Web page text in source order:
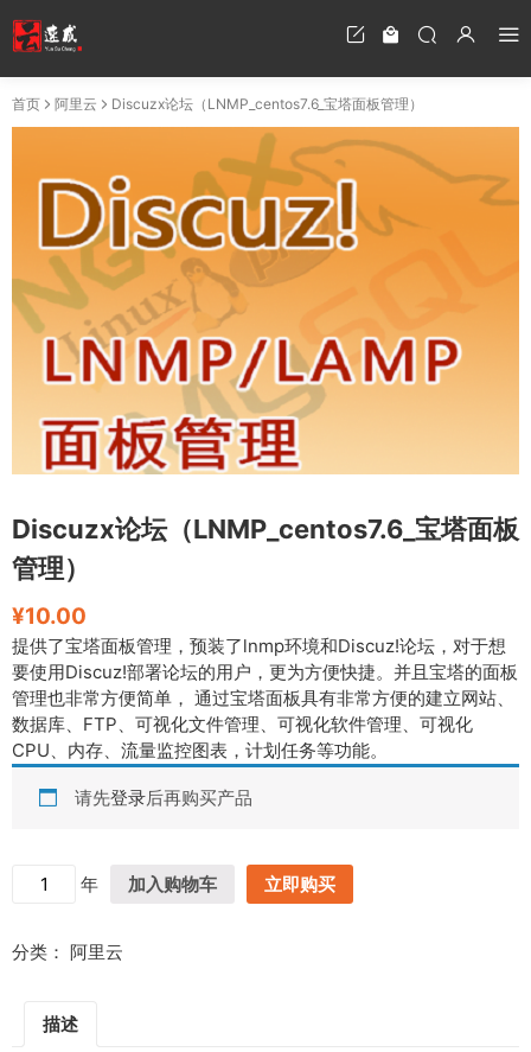
首页 阿里云 Discuzx论坛（LNMP_centos7.6_宝塔面板管理）
Discuzx论坛（LNMP_centos7.6_宝塔面板
管理）
¥10.00
提供了宝塔面板管理，预装了lnmp环境和Discuz!论坛，对于想
要使用Discuz!部署论坛的用户，更为方便快捷。并且宝塔的面板
管理也非常方便简单， 通过宝塔面板具有非常方便的建立网站、
数据库、FTP、可视化文件管理、可视化软件管理、可视化
CPU、内存、流量监控图表，计划任务等功能。
请先登录后再购买产品
c
年 加入购物车 立即购买
分类： 阿里云
描述